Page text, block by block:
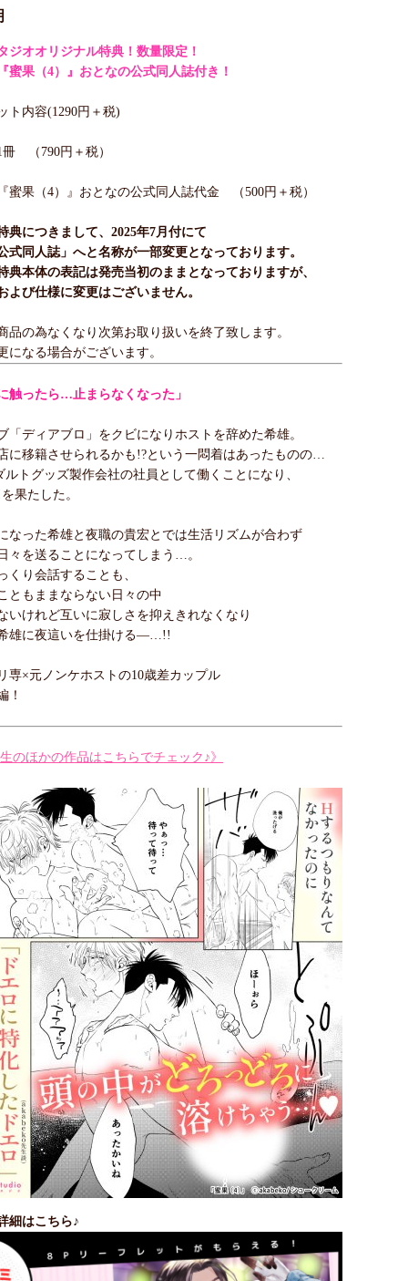
ジオオリジナル特典！数量限定！
蜜果（4）』おとなの公式同人誌付き！
ト内容(1290円＋税)
（790円＋税）
蜜果（4）』おとなの公式同人誌代金 （500円＋税）
典につきまして、2025年7月付にて
式同人誌」へと名称が一部変更となっております。
典本体の表記は発売当初のままとなっておりますが、
よび仕様に変更はございません。
の為なくなり次第お取り扱いを終了致します。
なる場合がございます。
触ったら…止まらなくなった」
「ディアブロ」をクビになりホストを辞めた希雄。
に移籍させられるかも!?という一悶着はあったものの…
ルトグッズ製作会社の社員として働くことになり、
果たした。
なった希雄と夜職の貴宏とでは生活リズムが合わず
々を送ることになってしまう…。
くり会話することも、
ともままならない日々の中
いけれど互いに寂しさを抑えきれなくなり
雄に夜這いを仕掛ける―…!!
専×元ノンケホストの10歳差カップル
！
のほかの作品はこちらでチェック♪》
細はこちら♪